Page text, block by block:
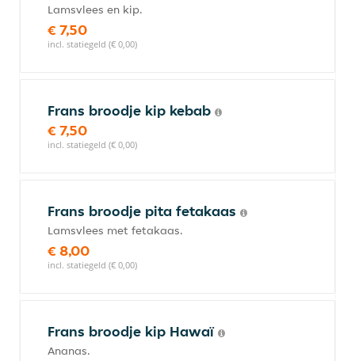
Lamsvlees en kip.
€ 7,50
incl. statiegeld (€ 0,00)
Frans broodje kip kebab
€ 7,50
incl. statiegeld (€ 0,00)
Frans broodje pita fetakaas
Lamsvlees met fetakaas.
€ 8,00
incl. statiegeld (€ 0,00)
Frans broodje kip Hawaï
Ananas.